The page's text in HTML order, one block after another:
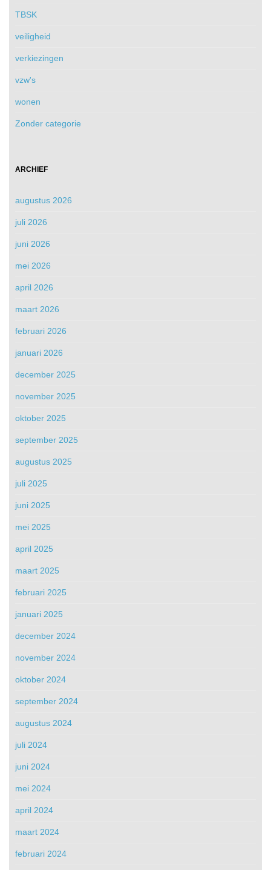
TBSK
veiligheid
verkiezingen
vzw's
wonen
Zonder categorie
ARCHIEF
augustus 2026
juli 2026
juni 2026
mei 2026
april 2026
maart 2026
februari 2026
januari 2026
december 2025
november 2025
oktober 2025
september 2025
augustus 2025
juli 2025
juni 2025
mei 2025
april 2025
maart 2025
februari 2025
januari 2025
december 2024
november 2024
oktober 2024
september 2024
augustus 2024
juli 2024
juni 2024
mei 2024
april 2024
maart 2024
februari 2024